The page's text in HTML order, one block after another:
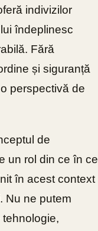
indivizilor
îndeplinesc
Fără
și siguranță
perspectivă de
de
un rol din ce în ce
în acest context
Nu ne putem
tehnologie,